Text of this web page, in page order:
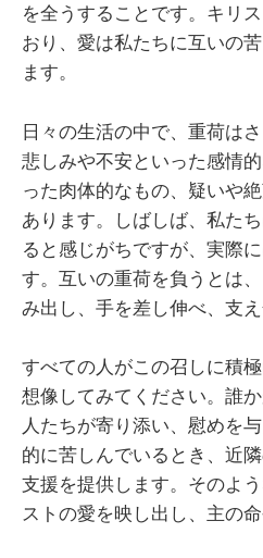
を全うすることです。キリ
おり、愛は私たちに互いの
ます。
日々の生活の中で、重荷は
悲しみや不安といった感情
った肉体的なもの、疑いや
あります。しばしば、私た
ると感じがちですが、実際
す。互いの重荷を負うとは
み出し、手を差し伸べ、支え
すべての人がこの召しに積
想像してみてください。誰
人たちが寄り添い、慰めを
的に苦しんでいるとき、近
支援を提供します。そのよ
ストの愛を映し出し、主の